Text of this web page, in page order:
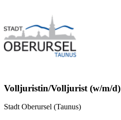
Volljuristin/Volljurist (w/m/d)
Stadt Oberursel (Taunus)